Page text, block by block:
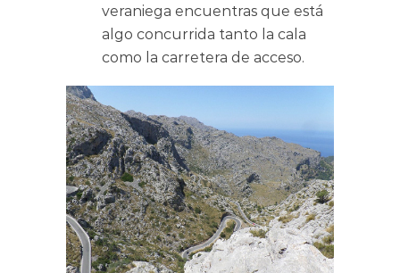
veraniega encuentras que está
algo concurrida tanto la cala
como la carretera de acceso.